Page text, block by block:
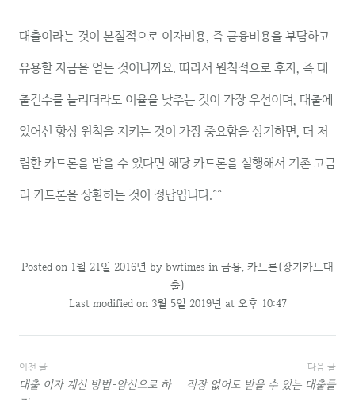
대출이라는 것이 본질적으로 이자비용, 즉 금융비용을 부담하고
유용할 자금을 얻는 것이니까요. 따라서 원칙적으로 후자, 즉 대
출건수를 늘리더라도 이율을 낮추는 것이 가장 우선이며, 대출에
있어선 항상 원칙을 지키는 것이 가장 중요함을 상기하면, 더 저
렴한 카드론을 받을 수 있다면 해당 카드론을 실행해서 기존 고금
리 카드론을 상환하는 것이 정답입니다.^^
Posted on 1월 21일 2016년 by bwtimes in 금융 카드론(장기카드대
출)
Last modified on 3월 5일 2019년 at 오후 10:47
글
이전 글
대출 이자 계산 방법-암산으로 하
다음 글
직장 없어도 받을 수 있는 대출들